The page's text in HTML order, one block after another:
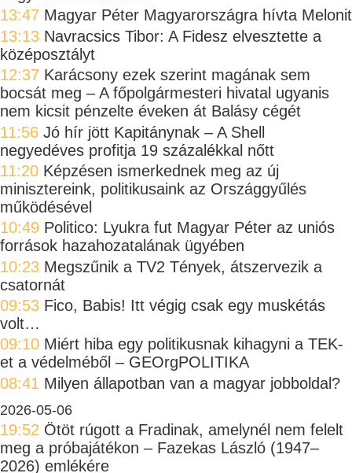
13:47 Magyar Péter Magyarországra hívta Melonit
13:13 Navracsics Tibor: A Fidesz elvesztette a
középosztályt
12:37 Karácsony ezek szerint magának sem
bocsát meg – A főpolgármesteri hivatal ugyanis
nem kicsit pénzelte éveken át Balásy cégét
11:56 Jó hír jött Kapitánynak – A Shell
negyedéves profitja 19 százalékkal nőtt
11:20 Képzésen ismerkednek meg az új
minisztereink, politikusaink az Országgyűlés
működésével
10:49 Politico: Lyukra fut Magyar Péter az uniós
források hazahozatalának ügyében
10:23 Megszűnik a TV2 Tények, átszervezik a
csatornát
09:53 Fico, Babis! Itt végig csak egy muskétás
volt…
09:10 Miért hiba egy politikusnak kihagyni a TEK-
et a védelméből – GEOrgPOLITIKA
08:41 Milyen állapotban van a magyar jobboldal?
2026-05-06
19:52 Ötöt rúgott a Fradinak, amelynél nem felelt
meg a próbajátékon – Fazekas László (1947–
2026) emlékére